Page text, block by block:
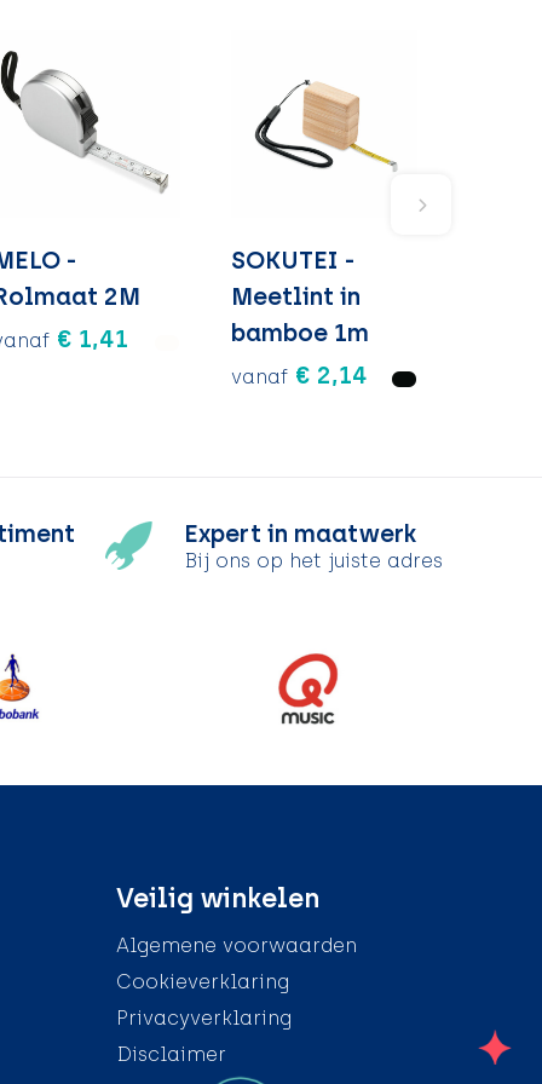
-
2M
€ 1,41
SOKUTEI -
Meetlint in
bamboe 1m
vanaf € 2,14
Expert in maatwerk
Bij ons op het juiste adres
Veilig winkelen
Algemene voorwaarden
Cookieverklaring
Privacyverklaring
Disclaimer